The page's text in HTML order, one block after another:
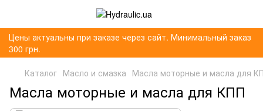
Цены актуальны при заказе через сайт. Минимальный заказ
300 грн.
Каталог Масло и смазка Масла моторные и масла для
Масла моторные и масла для КПП